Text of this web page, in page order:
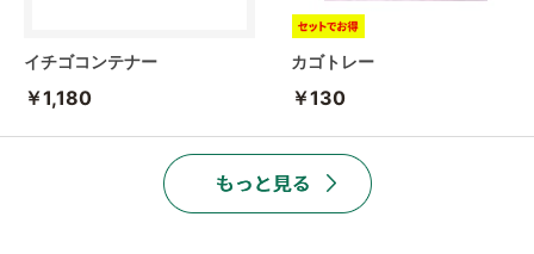
イチゴコンテナー
￥1,180
カゴトレー
￥130